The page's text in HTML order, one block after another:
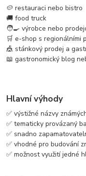
🥔 restauraci nebo bistro
🚚 food truck
🧑‍🍳 výrobce nebo
🛒 e-shop s regionálními
🎪 stánkový prodej a
📖 gastronomický blog
Hlavní výhody
✅ výstižné názvy
✅ tematicky provázaný
✅ snadno
✅ vhodné pro budování
✅ možnost využití jedné